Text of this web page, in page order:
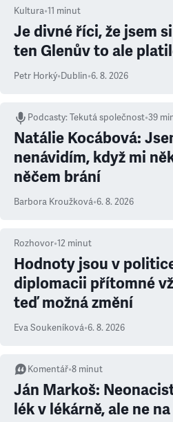
Kultura•11 minut
Je divné říci, že jsem
ten Glenův to ale
Petr Horký•Dublin•6. 8. 2026
Podcasty:Tekutá společnost•39
Natálie Kocábová:
nenávidím, když mi
něčem brání
Barbora Kroužková•6. 8. 2026
Rozhovor•12 minut
Hodnoty jsou v
diplomacii přítomné
teď možná změní
Eva Soukeníková•6. 8. 2026
Komentář•8 minut
Ján Markoš:
lék v lékárně, ale ne